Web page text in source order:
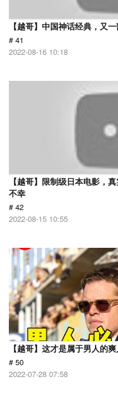
【越哥】中国神话经典，又
# 41
2022-08-16 10:18
【越哥】限制级日本电影，
不幸
# 42
2022-08-15 10:55
【越哥】这才是属于男人的
# 50
2022-07-28 07:58